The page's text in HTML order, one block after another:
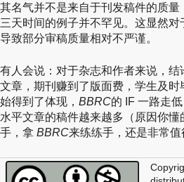
其名气并不是来自于刊发稿件的质量
三天时间的例子并不罕见。这显然
导致部分审稿质量相对不严谨。
有人会说：对于杂志和作者来说，
文章，期刊赚到了版面费，学生及
始得到了体现， BBRC的 IF 一路走
水平文章的稿件越来越多（原因你
手，拿 BBRC来练练手，还是非常值